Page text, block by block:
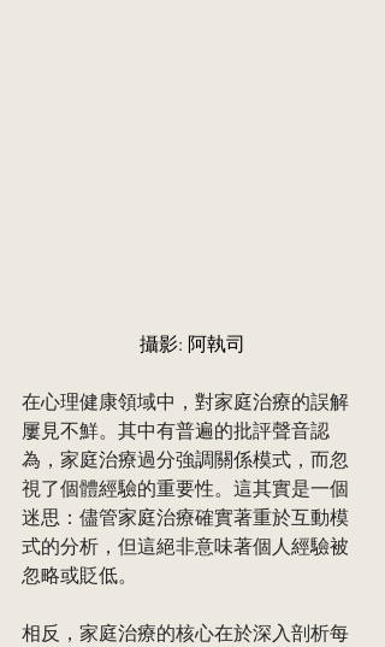
攝影: 阿執司
在心理健康領域中，對家庭治療的誤解
屢見不鮮。其中有普遍的批評聲音認
為，家庭治療過分強調關係模式，而忽
視了個體經驗的重要性。這其實是一個
迷思：儘管家庭治療確實著重於互動模
式的分析，但這絕非意味著個人經驗被
忽略或貶低。
相反，家庭治療的核心在於深入剖析每